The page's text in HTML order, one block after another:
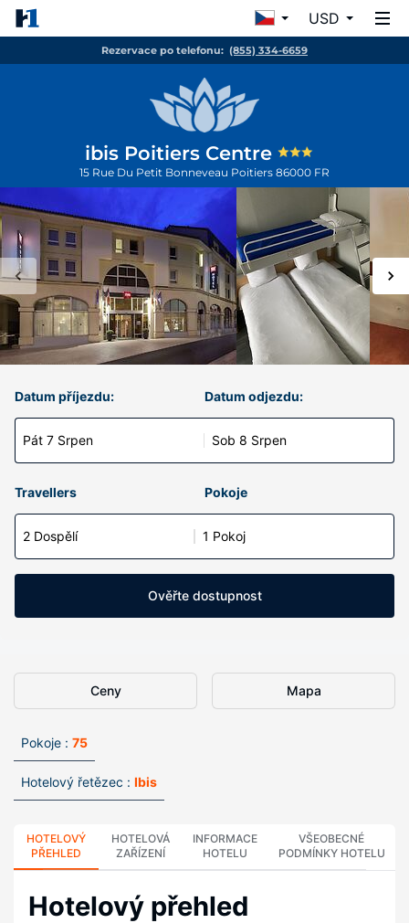
USD
Rezervace po telefonu: (855) 334-6659
ibis Poitiers Centre
15 Rue Du Petit Bonneveau Poitiers 86000 FR
Datum příjezdu:
Pát 7 Srpen
Datum odjezdu:
Sob 8 Srpen
Travellers Pokoje
2 Dospělí 1 Pokoj
Ověřte dostupnost
Ceny Mapa
Pokoje : 75
Hotelový řetězec : Ibis
HOTELOVÝ
PŘEHLED
HOTELOVÁ
ZAŘÍZENÍ
INFORMACE
HOTELU
VŠEOBECNÉ
PODMÍNKY HOTELU
Hotelový přehled